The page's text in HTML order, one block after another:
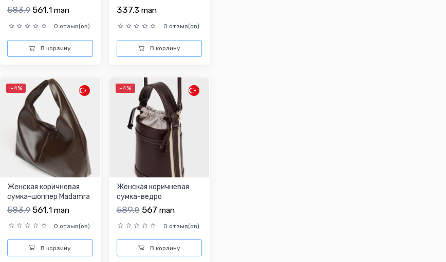
583.9 561.1 man
0 отзыв(ов)
В корзину
светло-коричневая
337.3 man
0 отзыв(ов)
В корзину
-4%
Женская коричневая
сумка-шоппер Madamra
из искусственной кож...
583.9 561.1 man
0 отзыв(ов)
В корзину
-4%
Женская коричневая
сумка-ведро
589.8 567 man
0 отзыв(ов)
В корзину